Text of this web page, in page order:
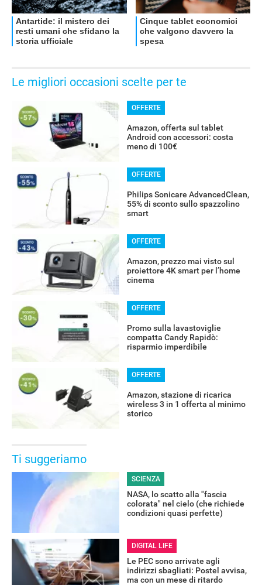
Le migliori occasioni scelte per te
OFFERTE
Amazon, offerta sul tablet
Android con accessori: costa
meno di 100€
OFFERTE
Philips Sonicare AdvancedClean,
55% di sconto sullo spazzolino
smart
OFFERTE
Amazon, prezzo mai visto sul
proiettore 4K smart per l’home
cinema
OFFERTE
Promo sulla lavastoviglie
compatta Candy Rapidò:
risparmio imperdibile
OFFERTE
Amazon, stazione di ricarica
wireless 3 in 1 offerta al minimo
storico
Ti suggeriamo
SCIENZA
NASA, lo scatto alla "fascia
colorata" nel cielo (che richiede
condizioni quasi perfette)
DIGITAL LIFE
Le PEC sono arrivate agli
indirizzi sbagliati: Postel avvisa,
ma con un mese di ritardo